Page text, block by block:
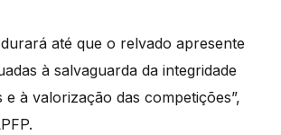
até que o relvado apresente
à salvaguarda da integridade
e à valorização das competições”,